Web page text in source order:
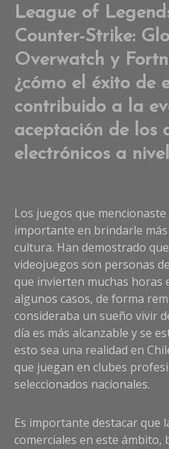
League of
Counter-Strike:
Overwatch y
¿cómo el éxito de
contribuido a la
aceptación de los
electrónicos a
Los juegos que
importante en brindarle
cultura. Han demostrado
videojuegos son personas
que invierten muchas horas
algunos casos, de forma
consideraba un sueño vivir
día es más alcanzable y se
esto sea una realidad en
que juegan en clubes
seleccionados nacionales.
Es importante destacar que
comerciales en este ámbito,